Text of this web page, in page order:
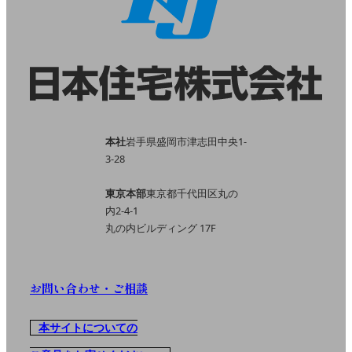
本社岩手県盛岡市津志田中央1-
3-28
東京本部東京都千代田区丸の
内2-4-1
丸の内ビルディング 17F
お問い合わせ・ご相談
本サイトについての